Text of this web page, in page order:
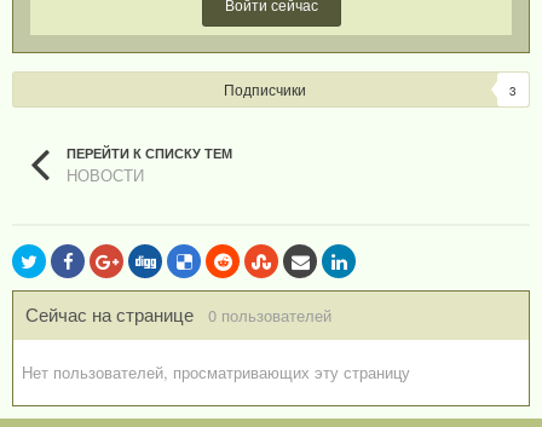
Подписчики 3
ПЕРЕЙТИ К СПИСКУ ТЕМ
НОВОСТИ
Сейчас на странице 0 пользователей
Нет пользователей, просматривающих эту страницу